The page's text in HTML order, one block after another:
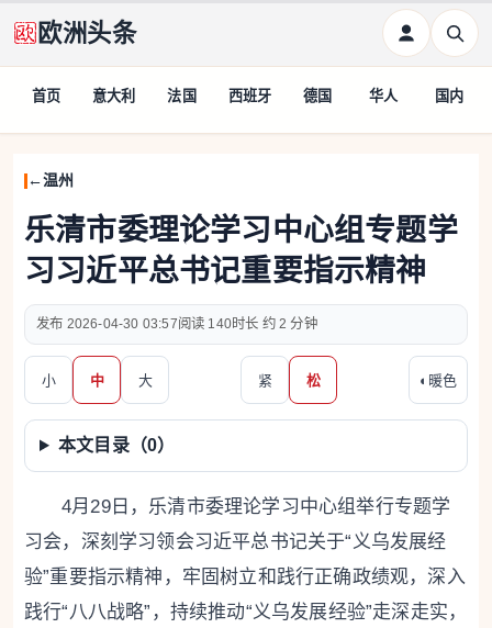
欧洲头条
首页 意大利 法国 西班牙 德国 华人 国内
温州
乐清市委理论学习中心组专题学
习习近平总书记重要指示精神
2026-04-30 03:57 140 约 2 分钟
小 中 大 紧 松 ◐ 暖色
本文目录（0）
4月29日，乐清市委理论学习中心组举行专题学
习会，深刻学习领会习近平总书记关于“义乌发展经
验”重要指示精神，牢固树立和践行正确政绩观，深入
践行“八八战略”，持续推动“义乌发展经验”走深走实，